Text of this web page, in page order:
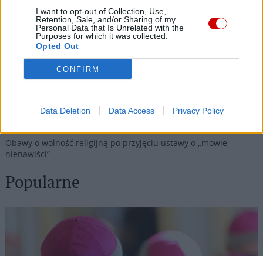
I want to opt-out of Collection, Use,
Retention, Sale, and/or Sharing of my
Personal Data that Is Unrelated with the
Purposes for which it was collected.
Opted Out
CONFIRM
Data Deletion Data Access Privacy Policy
05 sierpnia 2026 | 20:00
Kard. Makrickas w święto Matki Bożej Śnieżnej
05 sierpnia 2026 | 19:23
Coraz więcej ataków na chrześcijan w Europie. Anja Tang:
problem przez lata był niedostrzegany
Asyż: młodzież franciszkańska czeka na spotkanie z Leonem XIV
Obawy o wolność religijną po przyjęciu ustawy o „mowie
nienawiści”
Popularne